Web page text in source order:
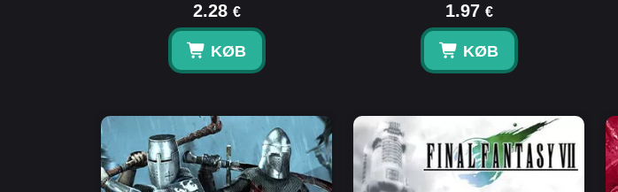
2.28 €
KØB
1.97 €
KØB